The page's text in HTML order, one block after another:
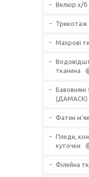
Велюр х/б
Трикотаж
Махрові
тканина
Бавовняні
(ДАМАСК)
Фатин
Пледи,
куточки
Філейна